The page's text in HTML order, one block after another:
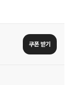
쿠폰 받기